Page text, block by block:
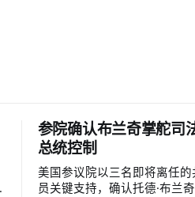
参院确认布兰奇掌舵司
总统控制
美国参议院以三名即将离任的
员关键支持，确认托德·布兰